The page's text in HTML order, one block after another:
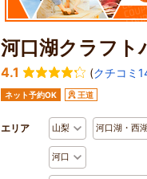
河口湖クラフト
4.1 (クチコミ
ネット予約OK 王道
エリア 山梨 河口湖・西
河口